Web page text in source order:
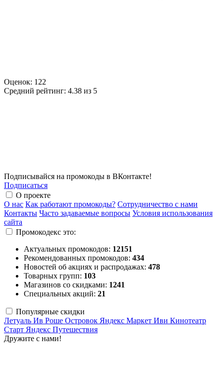
Оценок: 122
Средний рейтинг: 4.38 из 5
Подписывайся на промокоды в ВКонтакте!
Подписаться
О проекте
О нас Как работают промокоды? Сотрудничество с нами
Контакты Часто задаваемые вопросы Условия использования
сайта
Промокодекс это:
Актуальных промокодов: 12151
Рекомендованных промокодов: 434
Новостей об акциях и распродажах: 478
Товарных групп: 103
Магазинов со скидками: 1241
Специальных акций: 21
Популярные скидки
Летуаль Ив Роше Островок Яндекс Маркет Иви Кинотеатр
Старт Яндекс Путешествия
Дружите с нами!